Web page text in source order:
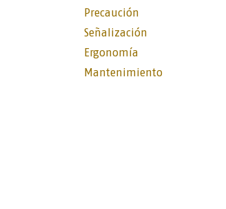
Precaución
Señalización
Ergonomía
Mantenimiento